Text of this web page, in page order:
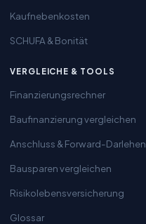
Kaufnebenkosten
SCHUFA & Bonität
VERGLEICHE & TOOLS
Finanzierungsrechner
Baufinanzierung vergleichen
Anschluss & Forward-Darlehen
Bausparen vergleichen
Risikolebensversicherung
Glossar